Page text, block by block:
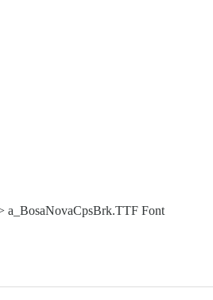
a_BosaNovaCpsBrk.TTF Font